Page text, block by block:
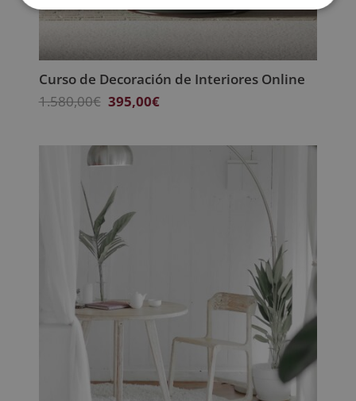
Curso de Decoración de Interiores Online
1.580,00€ El
era:
395,00€El